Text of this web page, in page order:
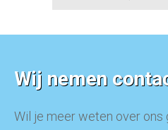
Wij nemen
Wil je meer weten over ons